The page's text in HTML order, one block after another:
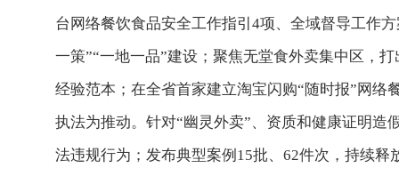
台网络餐饮食品安全工作指引4项、全域督导工作
一策”“一地一品”建设；聚焦无堂食外卖集中区，
经验范本；在全省首家建立淘宝闪购“随时报”网络
执法为推动。针对“幽灵外卖”、资质和健康证明
法违规行为；发布典型案例15批、62件次，持续